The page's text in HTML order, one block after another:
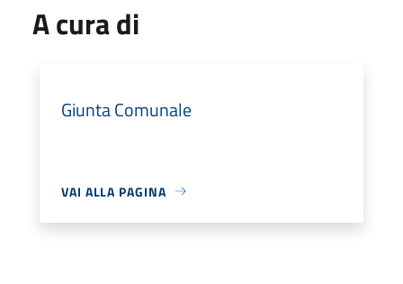
A cura di
Giunta Comunale
VAI ALLA PAGINA